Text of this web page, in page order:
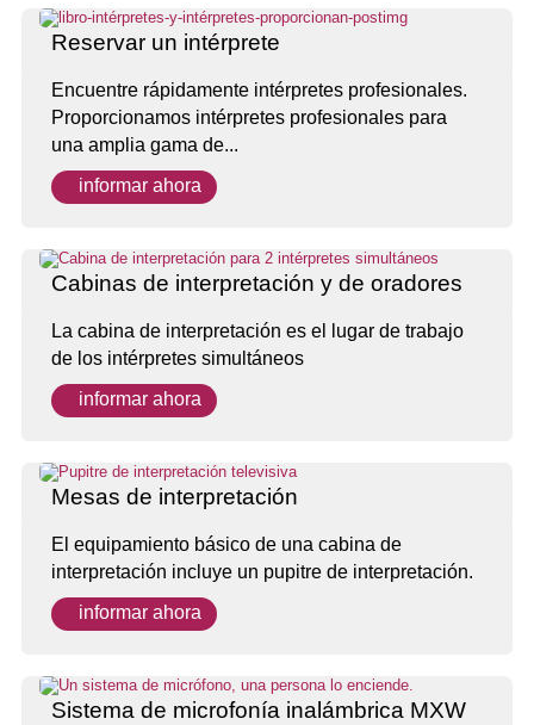
Reservar un intérprete
Encuentre rápidamente intérpretes profesionales.
Proporcionamos intérpretes profesionales para
una amplia gama de...
informar ahora
Cabinas de interpretación y de oradores
La cabina de interpretación es el lugar de trabajo
de los intérpretes simultáneos
informar ahora
Mesas de interpretación
El equipamiento básico de una cabina de
interpretación incluye un pupitre de interpretación.
informar ahora
Sistema de microfonía inalámbrica MXW